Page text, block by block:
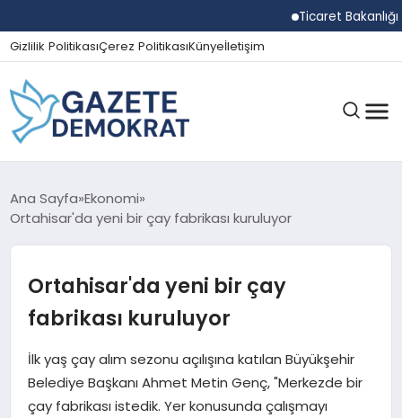
Ticaret Bakanlığı
Gizlilik PolitikasıÇerez PolitikasıKünyeİletişim
GÜNDEM
SPOR
MAGAZIN
Ana Sayfa Ekonomi
Ortahisar'da yeni bir çay fabrikası kuruluyor
Ortahisar'da yeni bir çay
fabrikası kuruluyor
İlk yaş çay alım sezonu açılışına katılan Büyükşehir
Belediye Başkanı Ahmet Metin Genç, "Merkezde bir
çay fabrikası istedik. Yer konusunda çalışmayı